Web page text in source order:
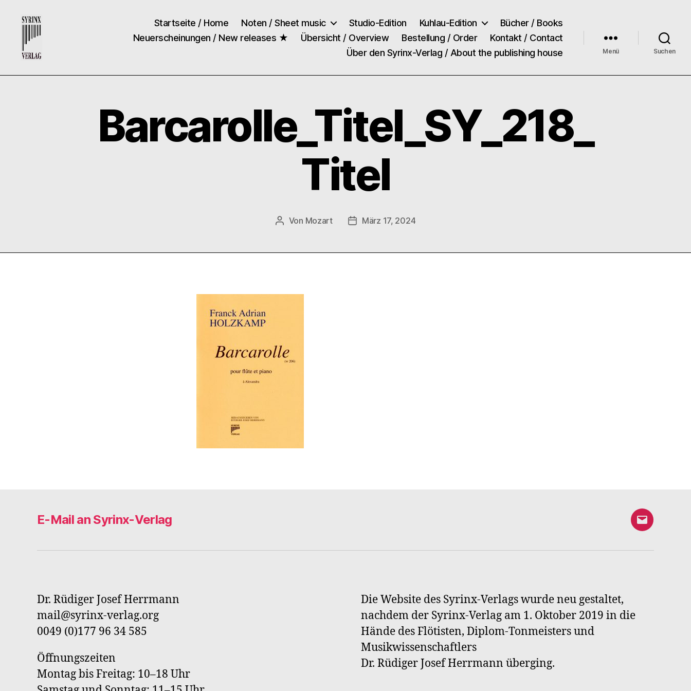
Verlag
Startseite / Home Noten / Sheet music Studio-Edition Kuhlau-Edition
Bücher / Books
Neuerscheinungen / New releases ★
Übersicht / Overview Bestellung / Order
Kontakt / Contact
Über den Syrinx-Verlag / About the publishing house
Menü Suchen
Barcarolle_Titel_SY_218_
Titel
Beitragsautor
Von Mozart Veröffentlichungsdatum
März 17, 2024
E-Mail an Syrinx-Verlag
E-
an
Dr. Rüdiger Josef Herrmann
mail@syrinx-verlag.org
0049 (0)177 96 34 585
Öffnungszeiten
Montag bis Freitag: 10–18 Uhr
Die Website des Syrinx-Verlags wurde neu gestaltet,
nachdem der Syrinx-Verlag am 1. Oktober 2019 in die
Hände des Flötisten, Diplom-Tonmeisters und
Musikwissenschaftlers
Dr. Rüdiger Josef Herrmann überging.